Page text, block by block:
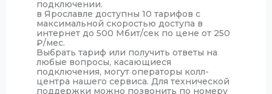
подключении.
в Ярославле доступны 10 тарифов с
максимальной скоростью доступа в
интернет до 500 Мбит/сек по цене от 250
₽/мес.
Выбрать тариф или получить ответы на
любые вопросы, касающиеся
подключения, могут операторы колл-
центра нашего сервиса. Для технической
поддержки можно позвонить по номеру